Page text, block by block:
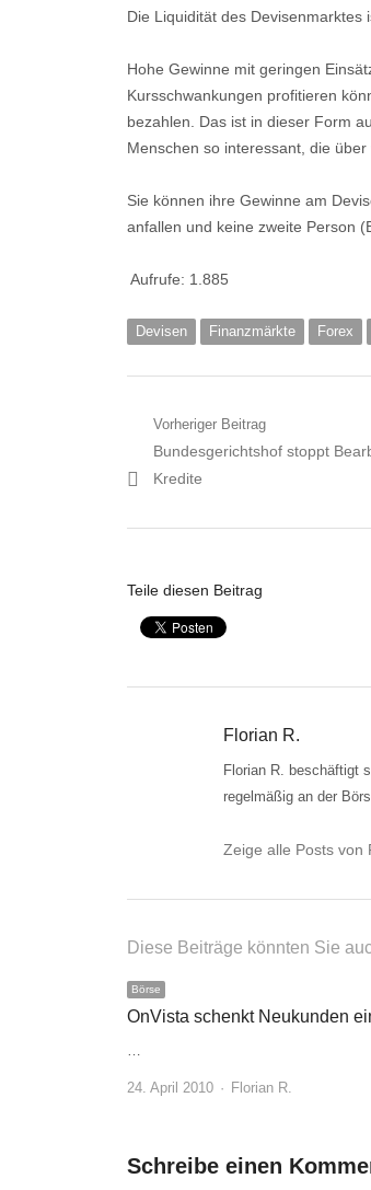
Die Liquidität des Devisenmarktes
Hohe Gewinne mit geringen
Kursschwankungen profitieren
bezahlen. Das ist in dieser Form
Menschen so interessant, die
Sie können ihre Gewinne am
anfallen und keine zweite Person
Aufrufe: 1.885
Devisen Finanzmärkte Forex
Beitragsnavigation
Vorheriger Beitrag
Vorheriger
Artikel:
Bundesgerichtshof stoppt
Kredite
Teile diesen Beitrag
Florian R.
Florian R. beschäftigt
regelmäßig an der
Zeige alle Posts von
Diese Beiträge könnten Sie
Börse
OnVista schenkt Neukunden
…
24. April 2010 Author
Florian R.
Schreibe einen